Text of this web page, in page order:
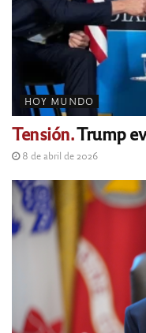
HOY MUNDO
Tensión.Trump
8 de abril de 2026